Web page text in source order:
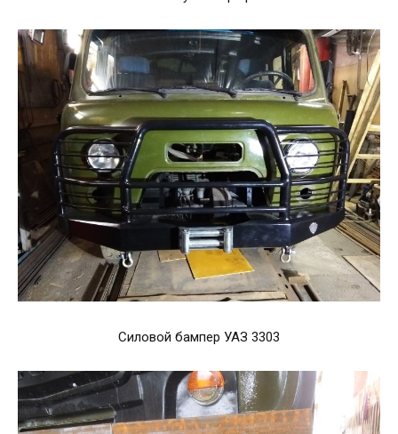
Силовой бампер УАЗ 3303